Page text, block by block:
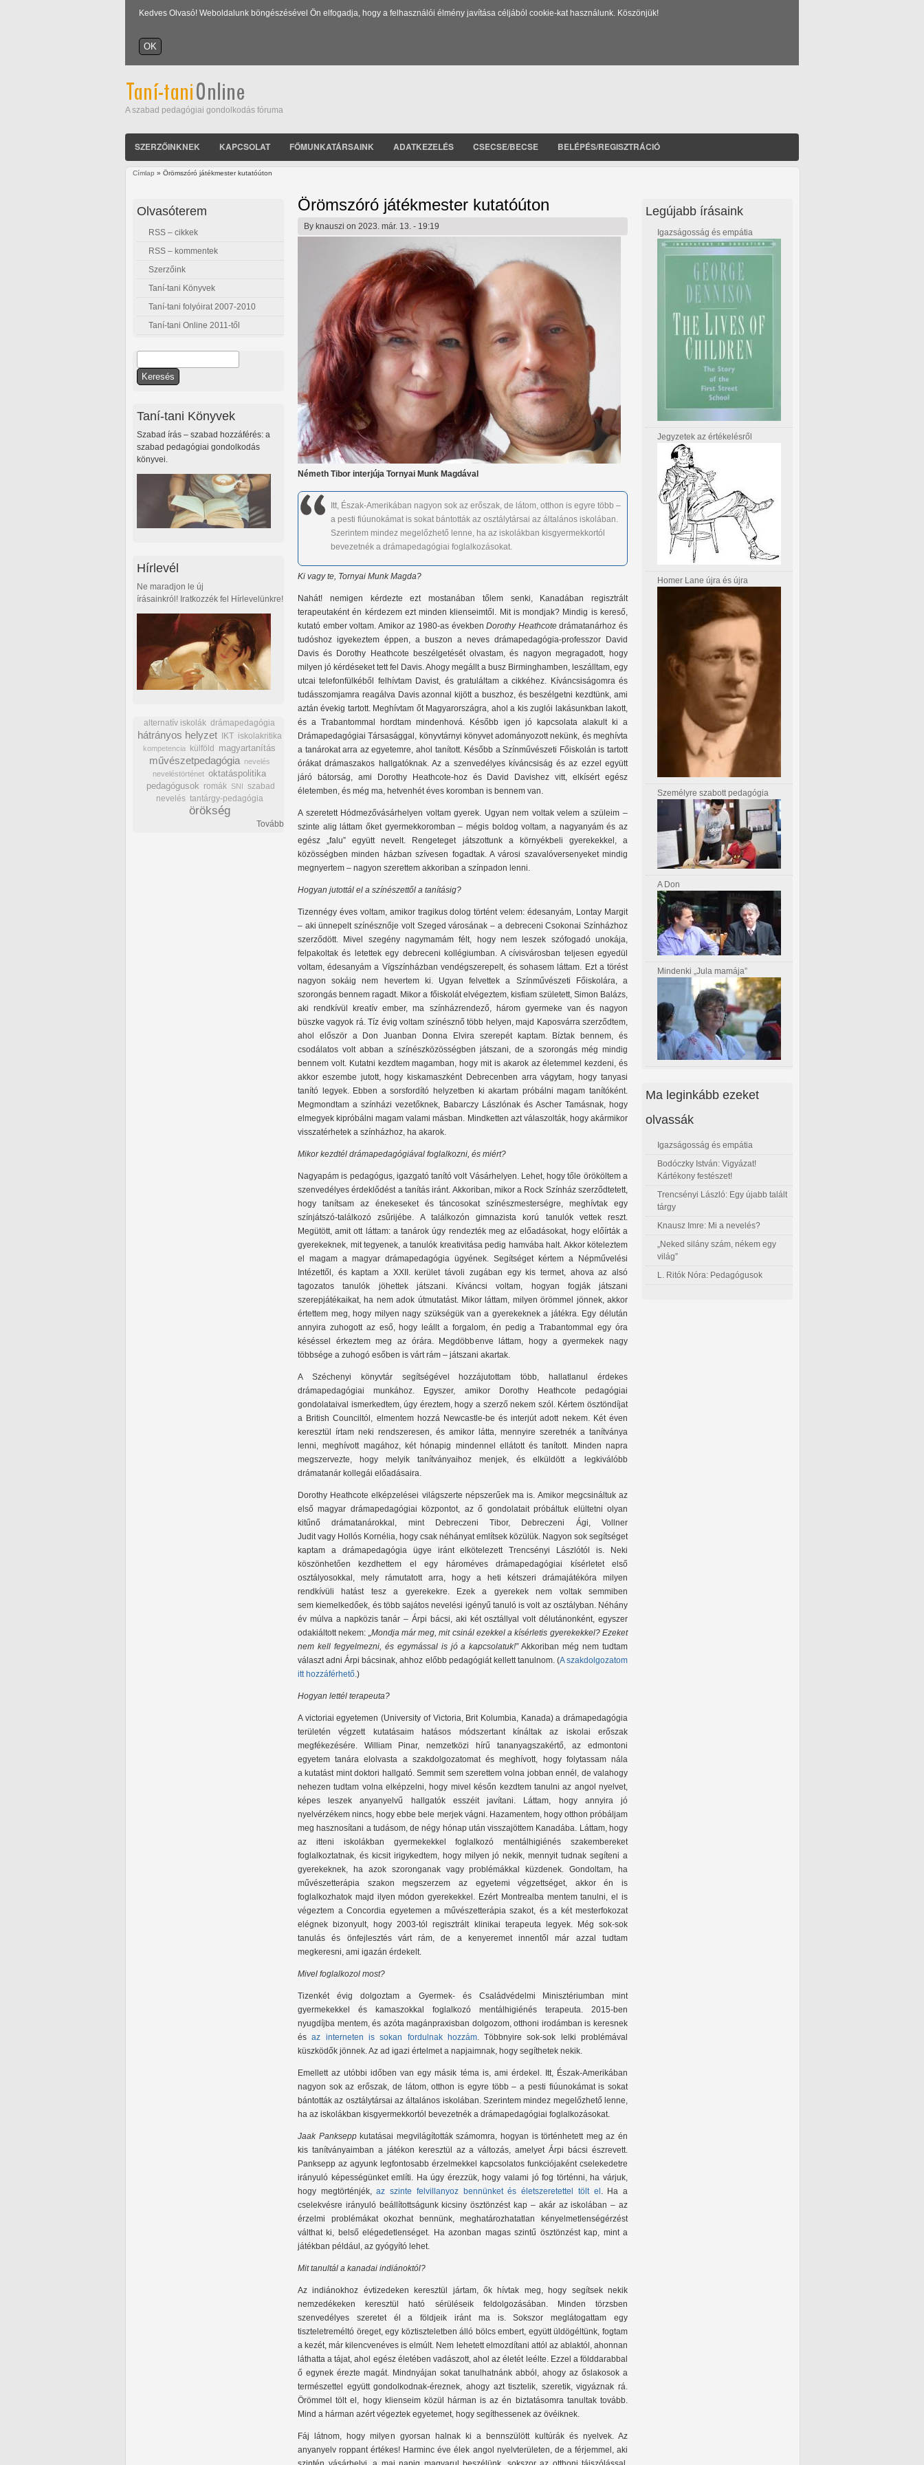
Kedves Olvasó! Weboldalunk böngészésével Ön elfogadja, hogy a felhasználói élmény javítása céljából cookie-kat használunk. Köszönjük!
A szabad pedagógiai gondolkodás fóruma
SZERZŐINKNEK KAPCSOLAT FŐMUNKATÁRSAINK ADATKEZELÉS CSECSE/BECSE BELÉPÉS/REGISZTRÁCIÓ
Címlap » Örömszóró játékmester kutatóúton
Örömszóró játékmester kutatóúton
By knauszi on 2023. már. 13. - 19:19
Németh Tibor interjúja Tornyai Munk Magdával
Itt, Észak-Amerikában nagyon sok az erőszak, de látom, otthon is egyre több –
a pesti fiúunokámat is sokat bántották az osztálytársai az általános iskolában.
Szerintem mindez megelőzhető lenne, ha az iskolákban kisgyermekkortól
bevezetnék a drámapedagógiai foglalkozásokat.
Ki vagy te, Tornyai Munk Magda?
Nahát! nemigen kérdezte ezt mostanában tőlem senki, Kanadában regisztrált
terapeutaként én kérdezem ezt minden klienseimtől. Mit is mondjak? Mindig is kereső,
kutató ember voltam. Amikor az 1980-as évekbenDorothy Heathcotedrámatanárhoz és
tudóshoz igyekeztem éppen, a buszon a neves drámapedagógia-professzor David
Davis és Dorothy Heathcote beszélgetését olvastam, és nagyon megragadott, hogy
milyen jó kérdéseket tett fel Davis. Ahogy megállt a busz Birminghamben, leszálltam, egy
utcai telefonfülkéből felhívtam Davist, és gratuláltam a cikkéhez. Kíváncsiságomra és
tudásszomjamra reagálva Davis azonnal kijött a buszhoz, és beszélgetni kezdtünk, ami
aztán évekig tartott. Meghívtam őt Magyarországra, ahol a kis zuglói lakásunkban lakott,
és a Trabantommal hordtam mindenhová. Később igen jó kapcsolata alakult ki a
Drámapedagógiai Társasággal, könyvtárnyi könyvet adományozott nekünk, és meghívta
a tanárokat arra az egyetemre, ahol tanított. Később a Színművészeti Főiskolán is tartott
órákat drámaszakos hallgatóknak. Az a szenvedélyes kíváncsiság és az ezzel együtt
járó bátorság, ami Dorothy Heathcote-hoz és David Davishez vitt, elkísért egész
életemben, és még ma, hetvenhét éves koromban is bennem van.
A szeretett Hódmezővásárhelyen voltam gyerek. Ugyan nem voltak velem a szüleim –
szinte alig láttam őket gyermekkoromban – mégis boldog voltam, a nagyanyám és az
egész „falu” együtt nevelt. Rengeteget játszottunk a környékbeli gyerekekkel, a
közösségben minden házban szívesen fogadtak. A városi szavalóversenyeket mindig
megnyertem – nagyon szerettem akkoriban a színpadon lenni.
Hogyan jutottál el a színészettől a tanításig?
Tizennégy éves voltam, amikor tragikus dolog történt velem: édesanyám, Lontay Margit
– aki ünnepelt színésznője volt Szeged városának – a debreceni Csokonai Színházhoz
szerződött. Mivel szegény nagymamám félt, hogy nem leszek szófogadó unokája,
felpakoltak és letettek egy debreceni kollégiumban. A cívisvárosban teljesen egyedül
voltam, édesanyám a Vígszínházban vendégszerepelt, és sohasem láttam. Ezt a törést
nagyon sokáig nem hevertem ki. Ugyan felvettek a Színművészeti Főiskolára, a
szorongás bennem ragadt. Mikor a főiskolát elvégeztem, kisfiam született, Simon Balázs,
aki rendkívül kreatív ember, ma színházrendező, három gyermeke van és nagyon
büszke vagyok rá. Tíz évig voltam színésznő több helyen, majd Kaposvárra szerződtem,
ahol először a Don Juanban Donna Elvira szerepét kaptam. Bíztak bennem, és
csodálatos volt abban a színészközösségben játszani, de a szorongás még mindig
bennem volt. Kutatni kezdtem magamban, hogy mit is akarok az életemmel kezdeni, és
akkor eszembe jutott, hogy kiskamaszként Debrecenben arra vágytam, hogy tanyasi
tanító legyek. Ebben a sorsfordító helyzetben ki akartam próbálni magam tanítóként.
Megmondtam a színházi vezetőknek, Babarczy Lászlónak és Ascher Tamásnak, hogy
elmegyek kipróbálni magam valami másban. Mindketten azt válaszolták, hogy akármikor
visszatérhetek a színházhoz, ha akarok.
Mikor kezdtél drámapedagógiával foglalkozni, és miért?
Nagyapám is pedagógus, igazgató tanító volt Vásárhelyen. Lehet, hogy tőle örököltem a
szenvedélyes érdeklődést a tanítás iránt. Akkoriban, mikor a Rock Színház szerződtetett,
hogy tanítsam az énekeseket és táncosokat színészmesterségre, meghívtak egy
színjátszó-találkozó zsűrijébe. A találkozón gimnazista korú tanulók vettek reszt.
Megütött, amit ott láttam: a tanárok úgy rendezték meg az előadásokat, hogy előírták a
gyerekeknek, mit tegyenek, a tanulók kreativitása pedig hamvába halt. Akkor köteleztem
el magam a magyar drámapedagógia ügyének. Segítséget kértem a Népművelési
Intézettől, és kaptam a XXII. kerület távoli zugában egy kis termet, ahova az alsó
tagozatos tanulók jöhettek játszani. Kíváncsi voltam, hogyan fogják játszani
szerepjátékaikat, ha nem adok útmutatást. Mikor láttam, milyen örömmel jönnek, akkor
értettem meg, hogy milyen nagy szükségük van a gyerekeknek a játékra. Egy délután
annyira zuhogott az eső, hogy leállt a forgalom, én pedig a Trabantommal egy óra
késéssel érkeztem meg az órára. Megdöbbenve láttam, hogy a gyermekek nagy
többsége a zuhogó esőben is várt rám – játszani akartak.
A Széchenyi könyvtár segítségével hozzájutottam több, hallatlanul érdekes
drámapedagógiai munkához. Egyszer, amikor Dorothy Heathcote pedagógiai
gondolataival ismerkedtem, úgy éreztem, hogy a szerző nekem szól. Kértem ösztöndíjat
a British Counciltól, elmentem hozzá Newcastle-be és interjút adott nekem. Két éven
keresztül írtam neki rendszeresen, és amikor látta, mennyire szeretnék a tanítványa
lenni, meghívott magához, két hónapig mindennel ellátott és tanított. Minden napra
megszervezte, hogy melyik tanítványaihoz menjek, és elküldött a legkiválóbb
drámatanár kollegái előadásaira.
Dorothy Heathcote elképzelései világszerte népszerűek ma is. Amikor megcsináltuk az
első magyar drámapedagógiai központot, az ő gondolatait próbáltuk elültetni olyan
kitűnő drámatanárokkal, mint Debreczeni Tibor, Debreczeni Ági, Vollner
Judit vagy Hollós Kornélia, hogy csak néhányat említsek közülük. Nagyon sok segítséget
kaptam a drámapedagógia ügye iránt elkötelezett Trencsényi Lászlótól is. Neki
köszönhetően kezdhettem el egy hároméves drámapedagógiai kísérletet első
osztályosokkal, mely rámutatott arra, hogy a heti kétszeri drámajátékóra milyen
rendkívüli hatást tesz a gyerekekre. Ezek a gyerekek nem voltak semmiben
sem kiemelkedőek, és több sajátos nevelési igényű tanuló is volt az osztályban. Néhány
év múlva a napközis tanár – Árpi bácsi, aki két osztállyal volt délutánonként, egyszer
odakiáltott nekem: „Mondja már meg, mit csinál ezekkel a kísérletis gyerekekkel? Ezeket
nem kell fegyelmezni, és egymással is jó a kapcsolatuk!”Akkoriban még nem tudtam
választ adni Árpi bácsinak, ahhoz előbb pedagógiát kellett tanulnom. (A szakdolgozatom
itt hozzáférhető.)
Hogyan lettél terapeuta?
A victoriai egyetemen (University of Victoria, Brit Kolumbia, Kanada) a drámapedagógia
területén végzett kutatásaim hatásos módszertant kínáltak az iskolai erőszak
megfékezésére. William Pinar, nemzetközi hírű tananyagszakértő, az edmontoni
egyetem tanára elolvasta a szakdolgozatomat és meghívott, hogy folytassam nála
a kutatást mint doktori hallgató. Semmit sem szerettem volna jobban ennél, de valahogy
nehezen tudtam volna elképzelni, hogy mivel későn kezdtem tanulni az angol nyelvet,
képes leszek anyanyelvű hallgatók esszéit javítani. Láttam, hogy annyira jó
nyelvérzékem nincs, hogy ebbe bele merjek vágni. Hazamentem, hogy otthon próbáljam
meg hasznosítani a tudásom, de négy hónap után visszajöttem Kanadába. Láttam, hogy
az itteni iskolákban gyermekekkel foglalkozó mentálhigiénés szakembereket
foglalkoztatnak, és kicsit irigykedtem, hogy milyen jó nekik, mennyit tudnak segíteni a
gyerekeknek, ha azok szoronganak vagy problémákkal küzdenek. Gondoltam, ha
művészetterápia szakon megszerzem az egyetemi végzettséget, akkor én is
foglalkozhatok majd ilyen módon gyerekekkel. Ezért Montrealba mentem tanulni, el is
végeztem a Concordia egyetemen a művészetterápia szakot, és a két mesterfokozat
elégnek bizonyult, hogy 2003-tól regisztrált klinikai terapeuta legyek. Még sok-sok
tanulás és önfejlesztés várt rám, de a kenyeremet innentől már azzal tudtam
megkeresni, ami igazán érdekelt.
Mivel foglalkozol most?
Tizenkét évig dolgoztam a Gyermek- és Családvédelmi Minisztériumban mint
gyermekekkel és kamaszokkal foglalkozó mentálhigiénés terapeuta. 2015-ben
nyugdíjba mentem, és azóta magánpraxisban dolgozom, otthoni irodámban is keresnek
ésaz interneten is sokan fordulnak hozzám. Többnyire sok-sok lelki problémával
küszködők jönnek. Az ad igazi értelmet a napjaimnak, hogy segíthetek nekik.
Emellett az utóbbi időben van egy másik téma is, ami érdekel. Itt, Észak-Amerikában
nagyon sok az erőszak, de látom, otthon is egyre több – a pesti fiúunokámat is sokat
bántották az osztálytársai az általános iskolában. Szerintem mindez megelőzhető lenne,
ha az iskolákban kisgyermekkortól bevezetnék a drámapedagógiai foglalkozásokat.
Jaak Panksepp kutatásai megvilágították számomra, hogyan is történhetett meg az én
kis tanítványaimban a játékon keresztül az a változás, amelyet Árpi bácsi észrevett.
Panksepp az agyunk legfontosabb érzelmekkel kapcsolatos funkciójaként cselekedetre
irányuló képességünket említi. Ha úgy érezzük, hogy valami jó fog történni, ha várjuk,
hogy megtörténjék,az szinte felvillanyoz bennünket és életszeretettel tölt el . Ha a
cselekvésre irányuló beállítottságunk kicsiny ösztönzést kap – akár az iskolában – az
érzelmi problémákat okozhat bennünk, meghatározhatatlan kényelmetlenségérzést
válthat ki, belső elégedetlenséget. Ha azonban magas szintű ösztönzést kap, mint a
játékban például, az gyógyító lehet.
Mit tanultál a kanadai indiánoktól?
Az indiánokhoz évtizedeken keresztül jártam, ők hívtak meg, hogy segítsek nekik
nemzedékeken keresztül ható sérüléseik feldolgozásában. Minden törzsben
szenvedélyes szeretet él a földjeik iránt ma is. Sokszor meglátogattam egy
tiszteletreméltó öreget, egy köztiszteletben álló bölcs embert, együtt üldögéltünk, fogtam
a kezét, már kilencvenéves is elmúlt. Nem lehetett elmozdítani attól az ablaktól, ahonnan
láthatta a tájat, ahol egész életében vadászott, ahol az életét leélte. Ezzel a földdarabbal
ő egynek érezte magát. Mindnyájan sokat tanulhatnánk abból, ahogy az őslakosok a
természettel együtt gondolkodnak-éreznek, ahogy azt tisztelik, szeretik, vigyáznak rá.
Örömmel tölt el, hogy klienseim közül hárman is az én biztatásomra tanultak tovább.
Mind a hárman azért végeztek egyetemet, hogy segíthessenek az övéiknek.
Fáj látnom, hogy milyen gyorsan halnak ki a bennszülött kultúrák és nyelvek. Az
anyanyelv roppant értékes! Harminc éve élek angol nyelvterületen, de a férjemmel, aki
Olvasóterem
RSS – cikkek
RSS – kommentek
Szerzőink
Taní-tani Könyvek
Taní-tani folyóirat 2007-2010
Taní-tani Online 2011-től
Keresés űrlap
Taní-tani Könyvek
Szabad írás – szabad hozzáférés: a
szabad pedagógiai gondolkodás
könyvei.
Hírlevél
Ne maradjon le új
írásainkról! Iratkozzék fel Hírlevelünkre!
alternatív iskolák drámapedagógia
hátrányos helyzet IKT iskolakritika
kompetencia külföld magyartanítás
művészetpedagógia
nevelés
neveléstörténet oktatáspolitika
pedagógusok romák SNI szabad
nevelés tantárgy-pedagógia
örökség
Tovább
Legújabb írásaink
Igazságosság és empátia
Jegyzetek az értékelésről
Homer Lane újra és újra
Személyre szabott pedagógia
A Don
Mindenki „Jula mamája”
Ma leginkább ezeket
olvassák
Igazságosság és empátia
Bodóczky István: Vigyázat!
Kártékony festészet!
Trencsényi László: Egy újabb talált
tárgy
Knausz Imre: Mi a nevelés?
„Neked silány szám, nékem egy
világ”
L. Ritók Nóra: Pedagógusok